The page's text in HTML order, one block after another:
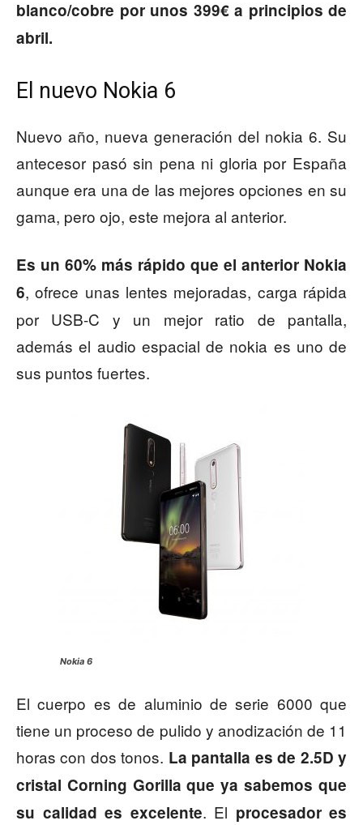
blanco/cobre por unos 399€ a principios de
abril.
El nuevo Nokia 6
Nuevo año, nueva generación del nokia 6. Su
antecesor pasó sin pena ni gloria por España
aunque era una de las mejores opciones en su
gama, pero ojo, este mejora al anterior.
Es un 60% más rápido que el anterior Nokia
6, ofrece unas lentes mejoradas, carga rápida
por USB-C y un mejor ratio de pantalla,
además el audio espacial de nokia es uno de
sus puntos fuertes.
Nokia 6
El cuerpo es de aluminio de serie 6000 que
tiene un proceso de pulido y anodización de 11
horas con dos tonos. La pantalla es de 2.5D y
cristal Corning Gorilla que ya sabemos que
su calidad es excelente. El procesador es